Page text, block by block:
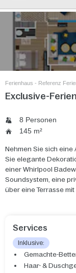
Ferienhaus - Referenz
Exclusive-
8 Personen
145 m²
Nehmen Sie sich eine
Sie elegante
einer Whirlpool
Soundsystem, eine
über eine Terrasse
Services
Inklusive:
Gemachte-
Haar- &